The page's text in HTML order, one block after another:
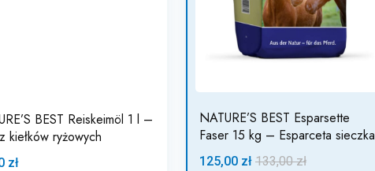
BEST Reiskeimöl 1 l –
kiełków ryżowych
zł
NATURE’S BEST Esparsette
Faser 15 kg – Esparceta sieczka
125,00 zł 133,00 zł